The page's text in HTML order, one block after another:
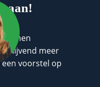
aan!
meer
voorstel op